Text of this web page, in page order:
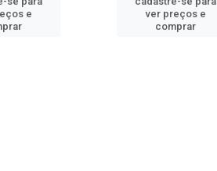
e
ver preços e
comprar